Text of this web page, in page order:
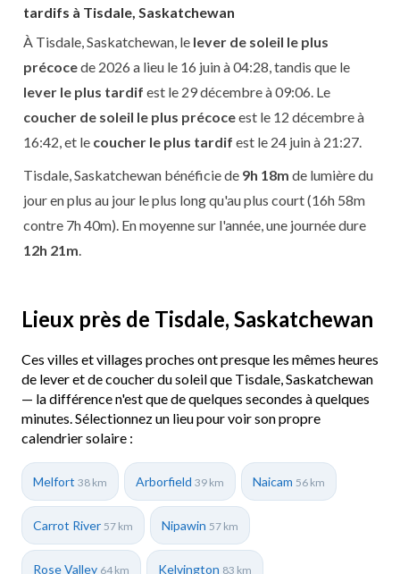
tardifs à Tisdale, Saskatchewan
À Tisdale, Saskatchewan, le lever de soleil le plus
précocede 2026 a lieu le 16 juin à 04:28, tandis que le
lever le plus tardif est le 29 décembre à 09:06. Le
coucher de soleil le plus précoceest le 12 décembre à
16:42, et le coucher le plus tardif est le 24 juin à 21:27.
Tisdale, Saskatchewan bénéficie de 9h 18m de lumière du
jour en plus au jour le plus long qu'au plus court (16h 58m
contre 7h 40m). En moyenne sur l'année, une journée dure
12h 21m
Lieux près de Tisdale, Saskatchewan
Ces villes et villages proches ont presque les mêmes heures
de lever et de coucher du soleil que Tisdale, Saskatchewan
— la différence n'est que de quelques secondes à quelques
minutes. Sélectionnez un lieu pour voir son propre
calendrier solaire :
Melfort 38 km Arborfield 39 km Naicam 56 km
Carrot River 57 km Nipawin 57 km
Rose Valley 64 km Kelvington 83 km